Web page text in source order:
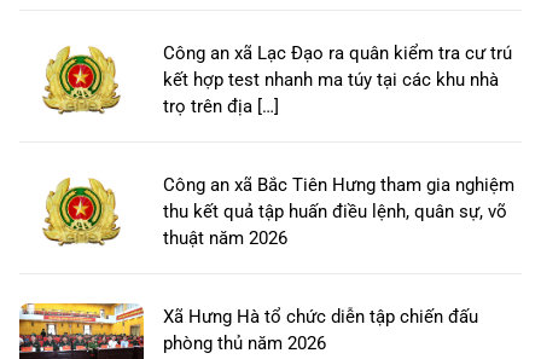
Công an xã Lạc Đạo ra quân kiểm tra cư trú
kết hợp test nhanh ma túy tại các khu nhà
trọ trên địa […]
Công an xã Bắc Tiên Hưng tham gia nghiệm
thu kết quả tập huấn điều lệnh, quân sự, võ
thuật năm 2026
Xã Hưng Hà tổ chức diễn tập chiến đấu
phòng thủ năm 2026